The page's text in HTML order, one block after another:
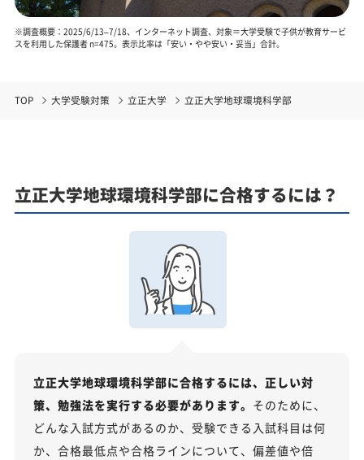
※調査概要：2025/6/13–7/18、インターネット調査、対象＝大学受験で子供が教育サービ
スを利用した保護者 n=475。表示比率は「安い・やや安い・妥当」合計。
TOP 大学受験対策 立正大学 立正大学地球環境科学部
立正大学地球環境科学部に合格するには？
立正大学地球環境科学部に合格するには、正しい対
策、勉強法を実行する必要があります。 そのために、
どんな入試方式があるのか、受験できる入試科目は何
か、合格最低点や合格ラインについて、偏差値や倍